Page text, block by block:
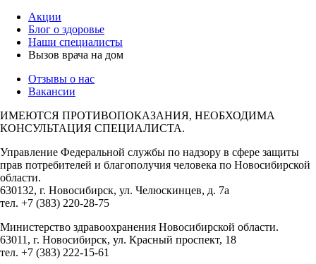
Акции
Блог о здоровье
Наши специалисты
Вызов врача на дом
Отзывы о нас
Вакансии
ИМЕЮТСЯ ПРОТИВОПОКАЗАНИЯ, НЕОБХОДИМА
КОНСУЛЬТАЦИЯ СПЕЦИАЛИСТА.
Управление Федеральной службы по надзору в сфере защиты
прав потребителей и благополучия человека по Новосибирской
области.
630132, г. Новосибирск, ул. Челюскинцев, д. 7а
тел. +7 (383) 220-28-75
Министерство здравоохранения Новосибирской области.
63011, г. Новосибирск, ул. Красный проспект, 18
тел. +7 (383) 222-15-61